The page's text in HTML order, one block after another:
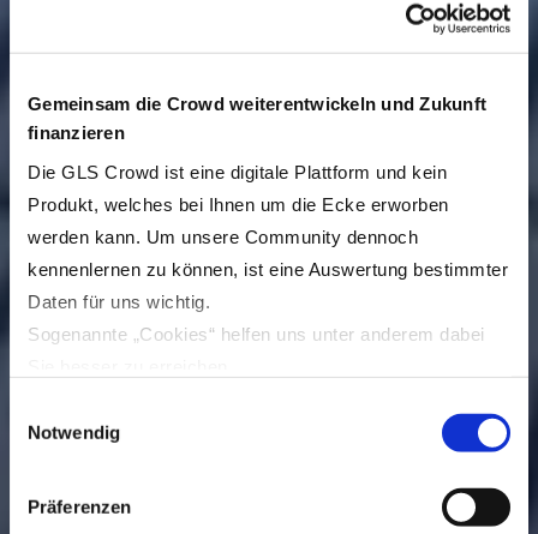
Gemeinsam die Crowd weiterentwickeln und Zukunft
finanzieren
Die GLS Crowd ist eine digitale Plattform und kein
Produkt, welches bei Ihnen um die Ecke erworben
werden kann. Um unsere Community dennoch
kennenlernen zu können, ist eine Auswertung bestimmter
Daten für uns wichtig.
Sogenannte „Cookies“ helfen uns unter anderem dabei
können Inhalte und Anzeigen für Sie personalisiert und
Nutzerfreundlichkeit und Bedienbarkeit für Sie zu
verbessern. Zudem können dadurch Zugriffe auf unsere
Notwendig
Präferenzen